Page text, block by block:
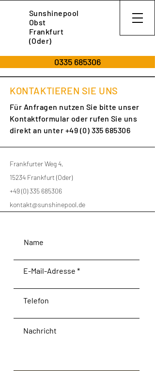
Sunshinepool
Obst
Frankfurt
(Oder)
0335 685306
KONTAKTIEREN SIE UNS
Für Anfragen nutzen Sie bitte unser
Kontaktformular oder rufen Sie uns
direkt an unter +49 (0) 335 685306
Frankfurter Weg 4,
15234 Frankfurt (Oder)
+49 (0) 335 685306
kontakt@sunshinepool.de
Name
E-Mail-Adresse
Telefon
Nachricht